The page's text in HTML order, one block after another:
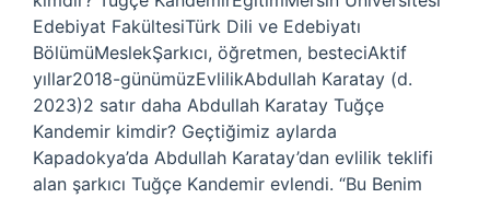
Edebiyat FakültesiTürk Dili ve Edebiyatı
BölümüMeslekŞarkıcı, öğretmen, besteciAktif
yıllar2018-günümüzEvlilikAbdullah Karatay (d.
2023)2 satır daha Abdullah Karatay Tuğçe
Kandemir kimdir? Geçtiğimiz aylarda
Kapadokya’da Abdullah Karatay’dan evlilik teklifi
alan şarkıcı Tuğçe Kandemir evlendi. “Bu Benim